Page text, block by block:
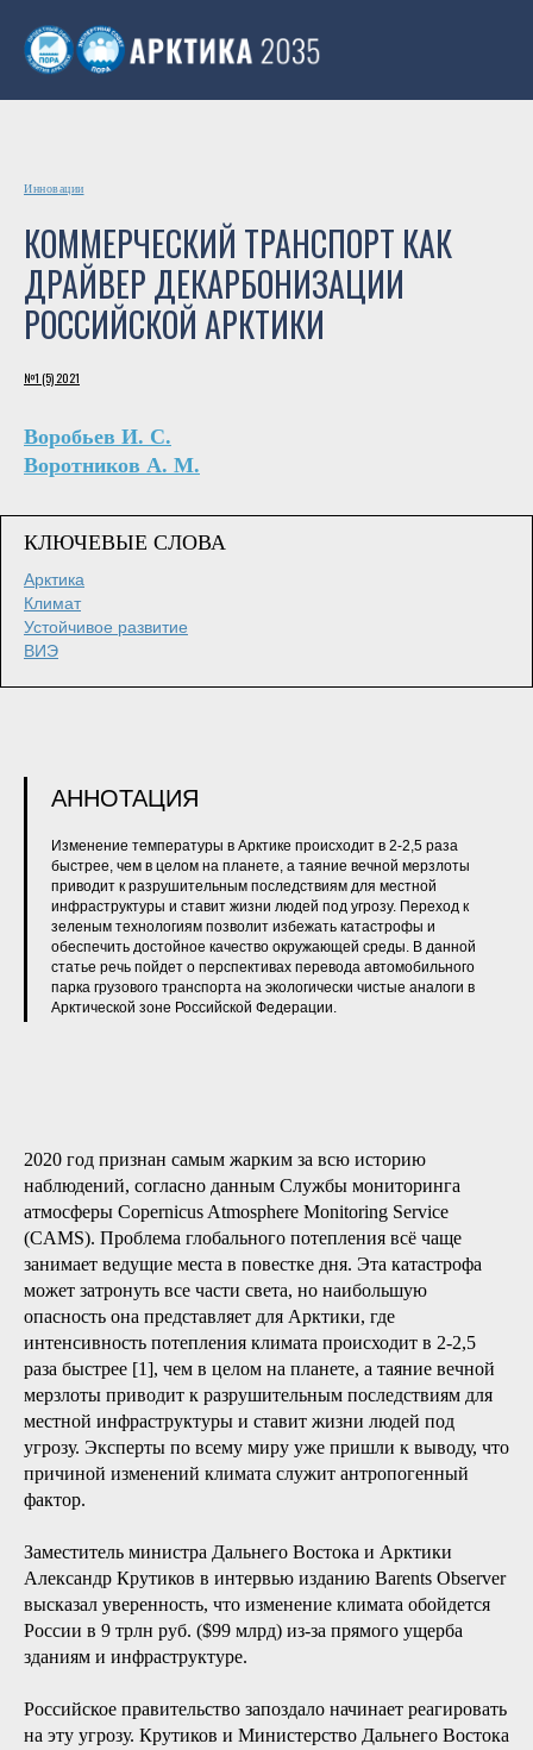
Инновации
КОММЕРЧЕСКИЙ ТРАНСПОРТ КАК
ДРАЙВЕР ДЕКАРБОНИЗАЦИИ
РОССИЙСКОЙ АРКТИКИ
№1 (5) 2021
Воробьев И. С.
Воротников А. М.
КЛЮЧЕВЫЕ СЛОВА
Арктика
Климат
Устойчивое развитие
ВИЭ
АННОТАЦИЯ
Изменение температуры в Арктике происходит в 2-2,5 раза
быстрее, чем в целом на планете, а таяние вечной мерзлоты
приводит к разрушительным последствиям для местной
инфраструктуры и ставит жизни людей под угрозу. Переход к
зеленым технологиям позволит избежать катастрофы и
обеспечить достойное качество окружающей среды. В данной
статье речь пойдет о перспективах перевода автомобильного
парка грузового транспорта на экологически чистые аналоги в
Арктической зоне Российской Федерации.
2020 год признан самым жарким за всю историю
наблюдений, согласно данным Службы мониторинга
атмосферы Copernicus Atmosphere Monitoring Service
(CAMS). Проблема глобального потепления всё чаще
занимает ведущие места в повестке дня. Эта катастрофа
может затронуть все части света, но наибольшую
опасность она представляет для Арктики, где
интенсивность потепления климата происходит в 2-2,5
раза быстрее [1], чем в целом на планете, а таяние вечной
мерзлоты приводит к разрушительным последствиям для
местной инфраструктуры и ставит жизни людей под
угрозу. Эксперты по всему миру уже пришли к выводу, что
причиной изменений климата служит антропогенный
фактор.
Заместитель министра Дальнего Востока и Арктики
Александр Крутиков в интервью изданию Barents Observer
высказал уверенность, что изменение климата обойдется
России в 9 трлн руб. ($99 млрд) из-за прямого ущерба
зданиям и инфраструктуре.
Российское правительство запоздало начинает реагировать
на эту угрозу. Крутиков и Министерство Дальнего Востока